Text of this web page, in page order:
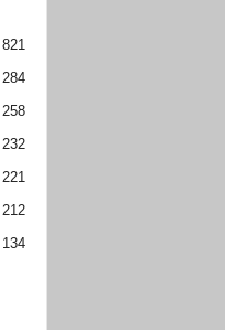
821
284
258
232
221
212
134